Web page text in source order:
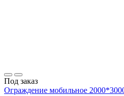
Под заказ
Ограждение мобильное